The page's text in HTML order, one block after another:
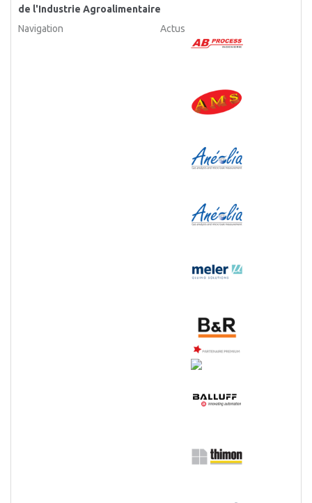
de l'Industrie Agroalimentaire
Navigation
Actus